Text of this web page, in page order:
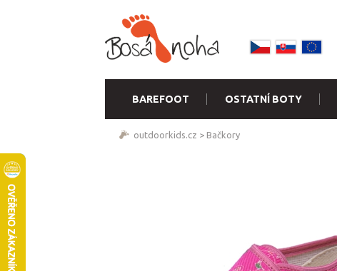
BAREFOOT OSTATNÍ BOTY
outdoorkids.cz > Bačkory